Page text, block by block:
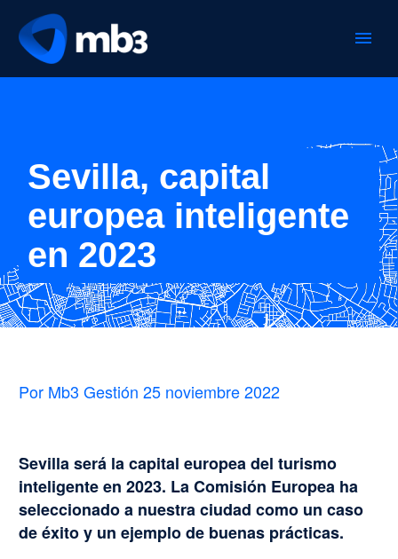
Sevilla, capital
europea inteligente
en 2023
Por Mb3 Gestión 25 noviembre 2022
Sevilla será la capital europea del turismo
inteligente en 2023. La Comisión Europea ha
seleccionado a nuestra ciudad como un caso
de éxito y un ejemplo de buenas prácticas.